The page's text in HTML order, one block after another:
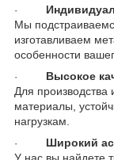
·
Мы
изготавливаем
особенности
·
Высокое
Для производства
материалы,
нагрузкам.
·
Широкий